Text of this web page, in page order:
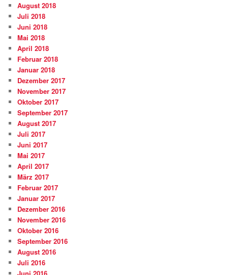
August 2018
Juli 2018
Juni 2018
Mai 2018
April 2018
Februar 2018
Januar 2018
Dezember 2017
November 2017
Oktober 2017
September 2017
August 2017
Juli 2017
Juni 2017
Mai 2017
April 2017
März 2017
Februar 2017
Januar 2017
Dezember 2016
November 2016
Oktober 2016
September 2016
August 2016
Juli 2016